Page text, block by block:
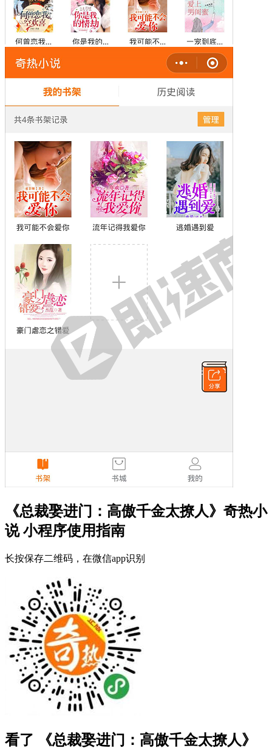
《总裁娶进门：高傲千金太撩人》奇热小
说 小程序使用指南
长按保存二维码，在微信app识别
看了 《总裁娶进门：高傲千金太撩人》